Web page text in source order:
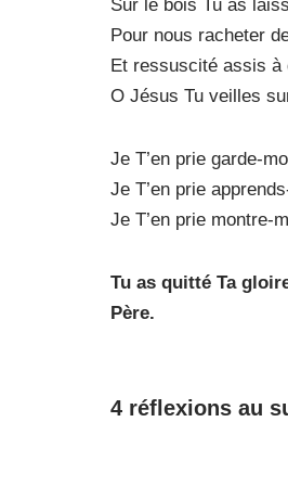
Sur le bois Tu as
Pour nous racheter
Et ressuscité assis à
O Jésus Tu veilles
Je T’en prie garde-
Je T’en prie
Je T’en prie montre-
Tu as quitté Ta
Père.
4 réflexions au